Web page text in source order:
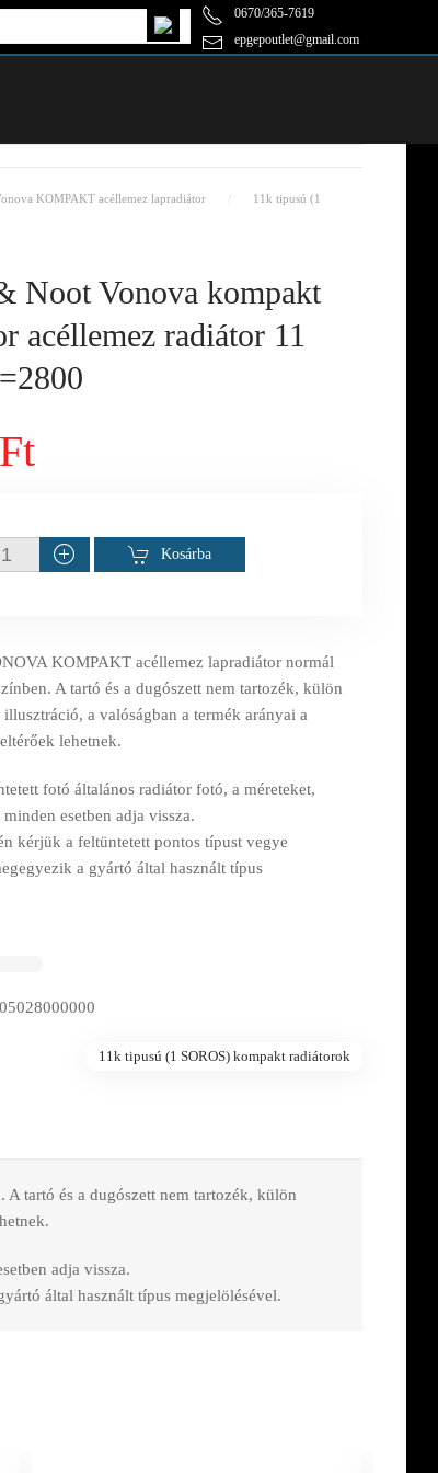
0670/365-7619
epgepoutlet@gmail.com
KOMPAKT acéllemez lapradiátor
11k tipusú (1
Noot Vonova kompakt
acéllemez radiátor 11
Kosárba
KOMPAKT acéllemez lapradiátor normál
A tartó és a dugószett nem tartozék, külön
a valóságban a termék arányai a
lehetnek.
fotó általános radiátor fotó, a méreteket,
esetben adja vissza.
kérjük a feltüntetett pontos típust vegye
a gyártó által használt típus
11k tipusú (1 SOROS) kompakt radiátorok
tartó és a dugószett nem tartozék, külön
adja vissza.
által használt típus megjelölésével.